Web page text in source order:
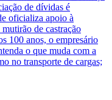
de dívidas é
oficializa apoio à
de castração
100 anos, o empresário
o que muda com a
no transporte de cargas;